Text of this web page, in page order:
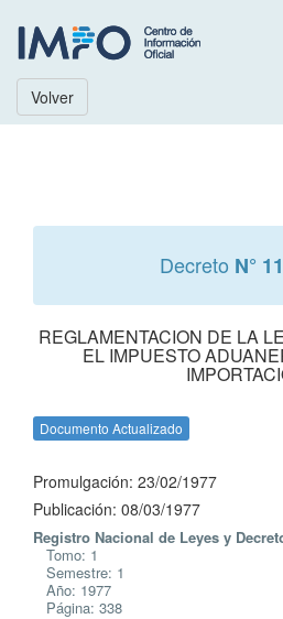
Volver
Decreto N°
REGLAMENTACION DE LA
EL IMPUESTO
Documento Actualizado
Promulgación: 23/02/1977
Publicación: 08/03/1977
Registro Nacional de Leyes y
Tomo: 1
Semestre: 1
Año: 1977
Página: 338